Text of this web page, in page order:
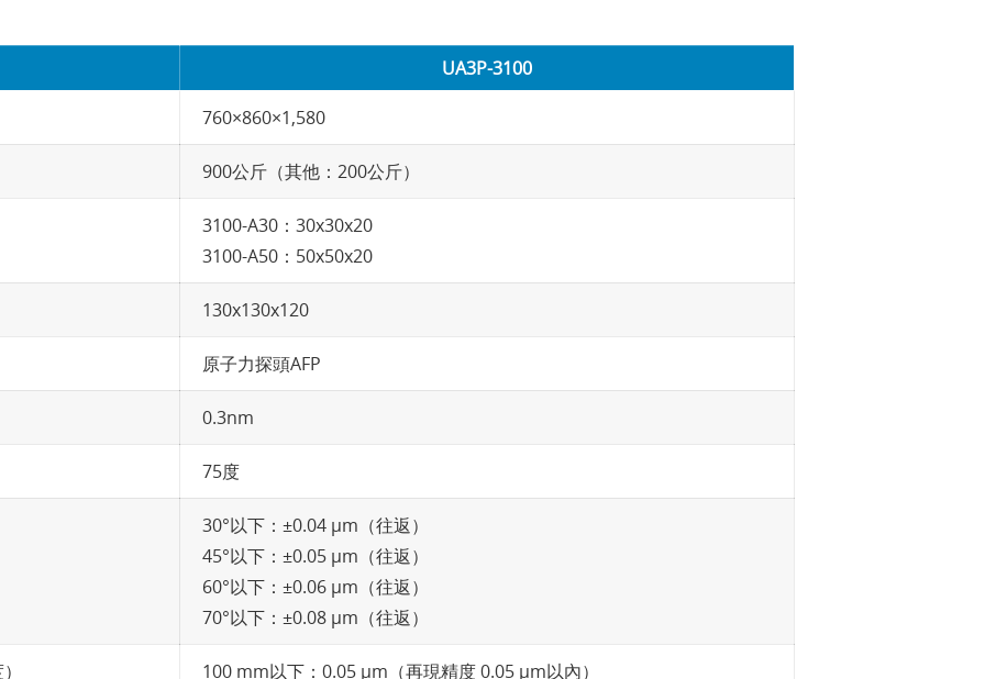
UA3P-3100
760×860×1,580
900公斤（其他：200公斤）
3100-A30：30x30x20
3100-A50：50x50x20
130x130x120
原子力探頭AFP
0.3nm
75度
30°以下：±0.04 µm（往返）
45°以下：±0.05 µm（往返）
60°以下：±0.06 µm（往返）
70°以下：±0.08 µm（往返）
100 mm以下：0.05 µm（再現精度 0.05 µm以內）